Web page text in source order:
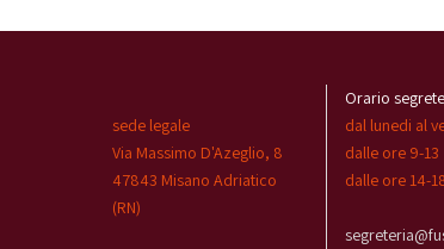
sede legale
Via Massimo D'Azeglio, 8
47843 Misano Adriatico
(RN)
Orario
dal lunedi al
dalle ore 9-13
dalle ore 14-